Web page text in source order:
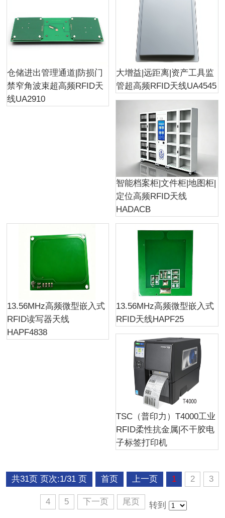
仓储进出管理通道|防损门
禁窄角波束超高频RFID天
线UA2910
大增益|远距离|资产工具监
管超高频RFID天线UA4545
智能档案柜|文件柜|地图柜|
定位高频RFID天线
HADACB
13.56MHz高频微型嵌入式
RFID读写器天线
HAPF4838
13.56MHz高频微型嵌入式
RFID天线HAPF25
TSC（普印力）T4000工业
RFID柔性抗金属|不干胶电
子标签打印机
共31页 页次:1/31 页 首页 上一页 1 2 3
4 5 下一页 尾页 转到